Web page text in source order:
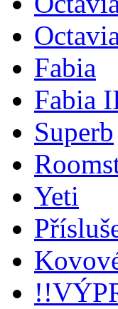
Fabia
Fabia
Superb
Yeti